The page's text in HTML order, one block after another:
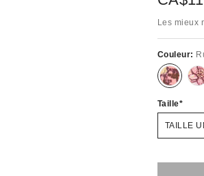
Les mieux
Couleur:
Taille
TAILLE